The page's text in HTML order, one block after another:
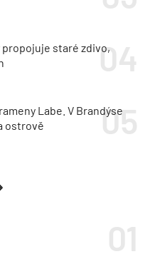
propojuje staré zdivo,
Labe. V Brandýse
ostrově